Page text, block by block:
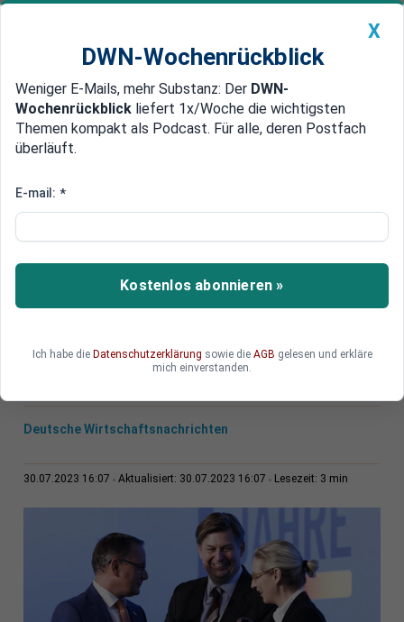
Newsticker MEIN DWN: Geldanlage Premium
Edelmetalle DWN-Magazin China
EU-Wahl: AfD will aus Europa
Das frühere CDU-Mitglied Maximilian Krah aus
Sachsen und die anderen AfD-Spitzenkandidaten
für die EU-Wahl wollen sich in Brüssel dafür
Oder wollen sie einen Dexit?
Deutsche Wirtschaftsnachrichten
30.07.2023 16:07 Aktualisiert: 30.07.2023 16:07 Lesezeit: 3 min
X
DWN-Wochenrückblick
Weniger E-Mails, mehr Substanz: Der DWN-
Wochenrückblick liefert 1x/Woche die wichtigsten
Themen kompakt als Podcast. Für alle, deren Postfach
überläuft.
E-mail: *
Kostenlos abonnieren »
Ich habe die Datenschutzerklärung sowie die AGB gelesen und erkläre
mich einverstanden.